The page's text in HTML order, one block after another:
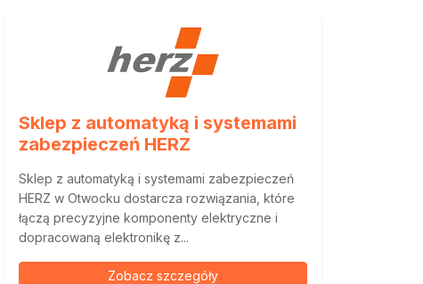
Sklep z automatyką i systemami
zabezpieczeń HERZ
Sklep z automatyką i systemami zabezpieczeń
HERZ w Otwocku dostarcza rozwiązania, które
łączą precyzyjne komponenty elektryczne i
dopracowaną elektronikę z...
Zobacz szczegóły